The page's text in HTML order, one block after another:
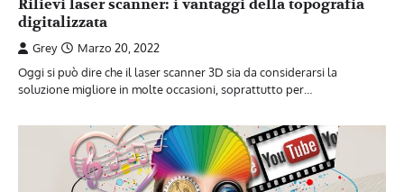
Rilievi laser scanner: i vantaggi della topografia
digitalizzata
Grey
Marzo 20, 2022
Oggi si può dire che il laser scanner 3D sia da considerarsi la
soluzione migliore in molte occasioni, soprattutto per…